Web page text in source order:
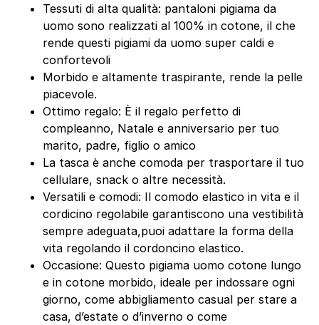
Tessuti di alta qualità: pantaloni pigiama da
uomo sono realizzati al 100% in cotone, il che
rende questi pigiami da uomo super caldi e
confortevoli
Morbido e altamente traspirante, rende la pelle
piacevole.
Ottimo regalo: È il regalo perfetto di
compleanno, Natale e anniversario per tuo
marito, padre, figlio o amico
La tasca è anche comoda per trasportare il tuo
cellulare, snack o altre necessità.
Versatili e comodi: Il comodo elastico in vita e il
cordicino regolabile garantiscono una vestibilità
sempre adeguata,puoi adattare la forma della
vita regolando il cordoncino elastico.
Occasione: Questo pigiama uomo cotone lungo
e in cotone morbido, ideale per indossare ogni
giorno, come abbigliamento casual per stare a
casa, d’estate o d’inverno o come